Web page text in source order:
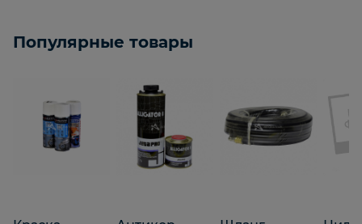
Популярные товары